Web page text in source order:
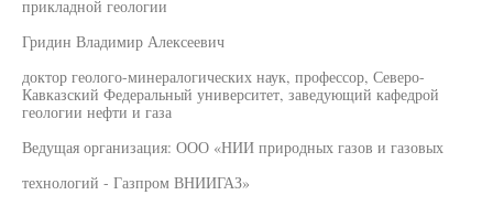
прикладной геологии
Гридин Владимир Алексеевич
доктор геолого-минералогических наук, профессор, Северо-
Кавказский Федеральный университет, заведующий кафедрой
геологии нефти и газа
Ведущая организация: ООО «НИИ природных газов и газовых
технологий - Газпром ВНИИГАЗ»